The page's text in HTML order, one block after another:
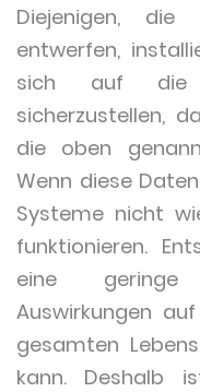
Diejenigen, die
entwerfen,
sich auf die
sicherzustellen,
die oben
Wenn diese
Systeme nicht
funktionieren.
eine geringe
Auswirkungen
gesamten
kann. Deshalb